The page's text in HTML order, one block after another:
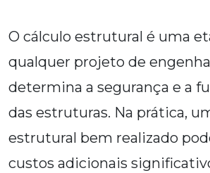
O cálculo estrutural é uma
qualquer projeto de
determina a segurança e a
das estruturas. Na prática,
estrutural bem realizado
custos adicionais